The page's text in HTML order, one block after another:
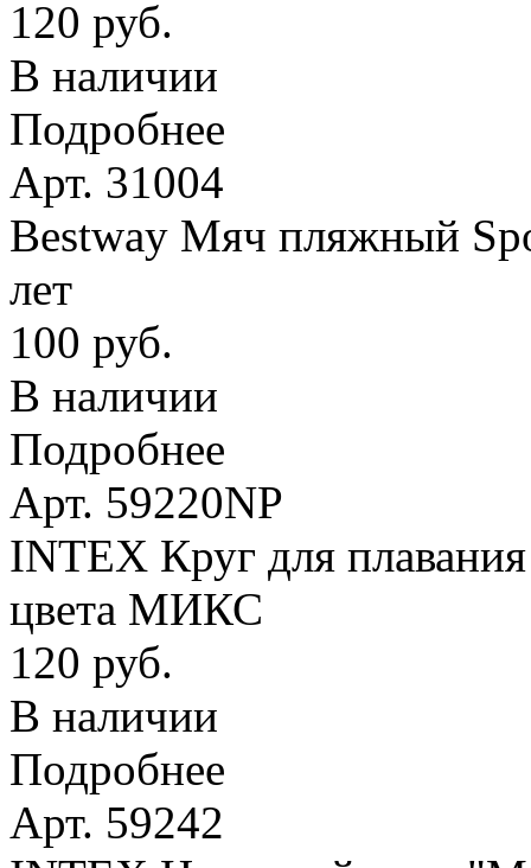
120 руб.
В наличии
Подробнее
Арт. 31004
Bestway Мяч пляжный
лет
100 руб.
В наличии
Подробнее
Арт. 59220NP
INTEX Круг для
цвета МИКС
120 руб.
В наличии
Подробнее
Арт. 59242